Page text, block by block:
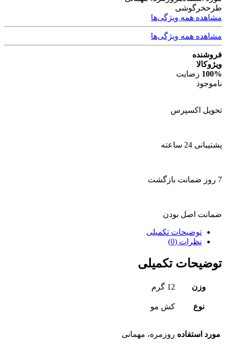
طرحخرگوشی
مشاهده همه ویژگی‌ها
مشاهده همه ویژگی‌ها
فروشنده
ویژوکالا
100% رضایت
ناموجود
تحویل اکسپرس
پشتیبانی 24 ساعته
7 روز ضمانت بازگشت
ضمانت اصل بودن
توضیحات تکمیلی
نظرات (0)
توضیحات تکمیلی
وزن 12 گرم
نوع کش مو
مورد استفاده روزمره، مهمانی